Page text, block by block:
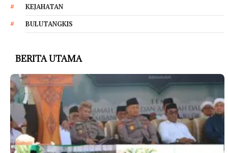
KEJAHATAN
BULUTANGKIS
BERITA UTAMA